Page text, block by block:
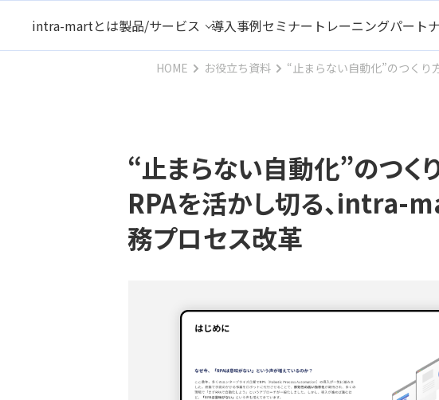
intra-martとは製品/サービス 導入事例セミナー トレーニングパート
HOME お役立ち資料 “⽌まらない⾃動化”のつく
“⽌まらない⾃動化”のつく
RPAを活かし切る、intra-
務プロセス改⾰